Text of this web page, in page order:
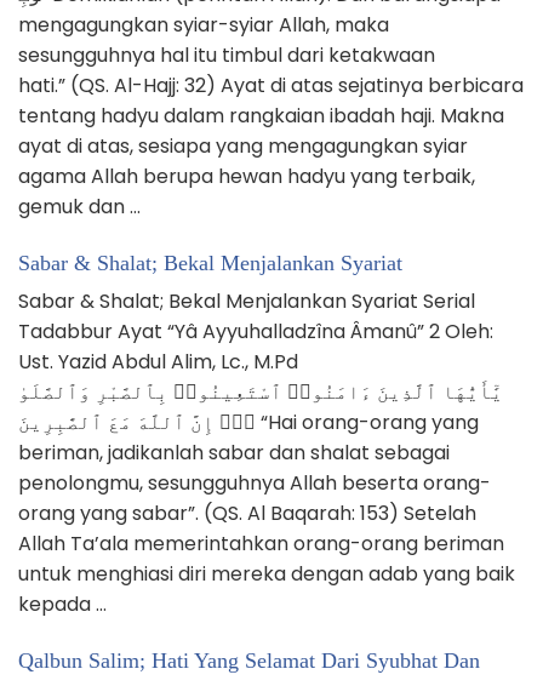
mengagungkan syiar-syiar Allah, maka
sesungguhnya hal itu timbul dari ketakwaan
hati.” (QS. Al-Hajj: 32) Ayat di atas sejatinya berbicara
tentang hadyu dalam rangkaian ibadah haji. Makna
ayat di atas, sesiapa yang mengagungkan syiar
agama Allah berupa hewan hadyu yang terbaik,
gemuk dan …
Sabar & Shalat; Bekal Menjalankan Syariat
Sabar & Shalat; Bekal Menjalankan Syariat Serial
Tadabbur Ayat “Yâ Ayyuhalladzîna Âmanû” 2 Oleh:
Ust. Yazid Abdul Alim, Lc., M.Pd
يَٰٓأَيُّهَا ٱلَّذِينَ ءَامَنُوا۟ ٱسْتَعِينُوا۟ بِٱلصَّبْرِ وَٱلصَّلَوٰ
ةِۚ إِنَّ ٱللَّهَ مَعَ ٱلصَّٰبِرِينَ “Hai orang-orang yang
beriman, jadikanlah sabar dan shalat sebagai
penolongmu, sesungguhnya Allah beserta orang-
orang yang sabar”. (QS. Al Baqarah: 153) Setelah
Allah Ta’ala memerintahkan orang-orang beriman
untuk menghiasi diri mereka dengan adab yang baik
kepada …
Qalbun Salim; Hati Yang Selamat Dari Syubhat Dan